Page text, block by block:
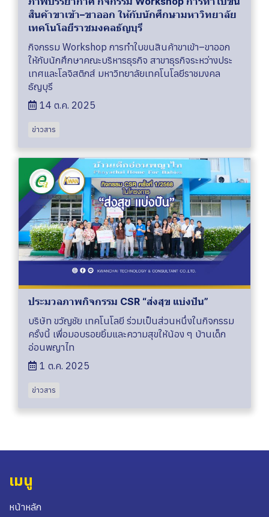
สินค้าขาเข้า–ขาออก ให้กับนักศึกษามหาวิทยาลัย
เทคโนโลยีราชมงคลธัญบุรี
กิจกรรม Workshop การทำใบขนสินค้าขาเข้า–ขาออก
ให้กับนักศึกษาคณะบริหารธุรกิจ สาขาธุรกิจระหว่างประ
เทศและโลจิสติกส์ มหาวิทยาลัยเทคโนโลยีราชมงคล
ธัญบุรี
14 ต.ค. 2025
ข่าวสาร
ประมวลภาพกิจกรรม CSR “ส่งสุข แบ่งปัน”
บริษัท ขวัญชัย เทคโนโลยี ร่วมเป็นส่วนหนึ่งในกิจกรรม
ครั้งนี้ เพื่อมอบรอยยิ้มและความสุขให้น้อง ๆ บ้านเด็ก
อ่อนพญาไท
1 ต.ค. 2025
ข่าวสาร
เมนู
หน้าหลัก